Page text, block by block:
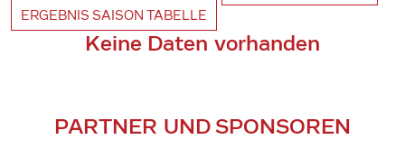
ERGEBNIS SAISON TABELLE
Keine Daten vorhanden
PARTNER UND SPONSOREN